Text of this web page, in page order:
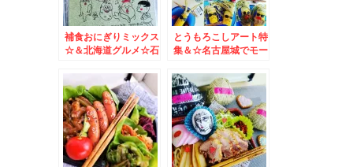
補食おにぎりミックス
☆＆北海道グルメ☆石
カン☆別海北海シマエ
ビ
とうもろこしアート特
集＆☆名古屋城でモー
てなし武将隊＆陣笠隊
＆服部半蔵忍者隊